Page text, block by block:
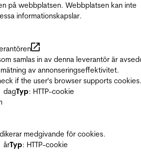
på webbplatsen. Webbplatsen kan inte
informationskapslar.
samlas in av denna leverantör är
av annonseringseffektivitet.
if the user's browser supports
dagTyp: HTTP-cookie
medgivande för cookies.
årTyp: HTTP-cookie